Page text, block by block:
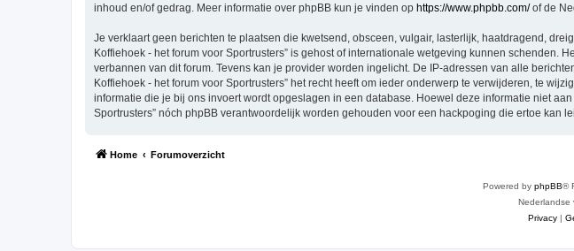
inhoud en/of gedrag. Meer informatie over phpBB kun je vinden op https://www.phpbb.com/of de
Je verklaart geen berichten te plaatsen die kwetsend, obsceen, vulgair, lasterlijk, haatdragend,
Koffiehoek - het forum voor Sportrusters” is gehost of internationale wetgeving kunnen
verbannen van dit forum. Tevens kan je provider worden ingelicht. De IP-adressen van alle
Koffiehoek - het forum voor Sportrusters” het recht heeft om ieder onderwerp te verwijderen, te
informatie die je bij ons invoert wordt opgeslagen in een database. Hoewel deze informatie niet
Sportrusters” nóch phpBB verantwoordelijk worden gehouden voor een hackpoging die ertoe kan
Home Forumoverzicht
Powered by phpBB®
Nederlandse
Privacy |